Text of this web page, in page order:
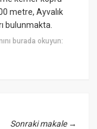
metre, Ayvalık
bulunmakta.
burada okuyun:
Sonraki makale→